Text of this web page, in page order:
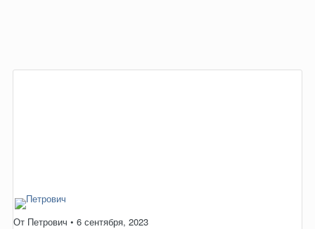
От Петрович • 6 сентября, 2023